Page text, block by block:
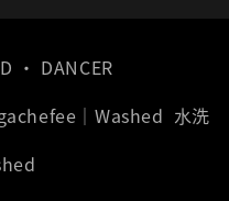
‧ DANCER
｜Washed 水洗